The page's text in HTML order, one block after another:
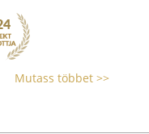
Mutass többet >>